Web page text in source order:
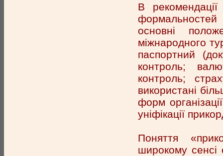
В
формальностей
основні
міжнародного
паспортний
контроль;
контроль;
використані
форм
уніфікації
Поняття
широкому сенсі